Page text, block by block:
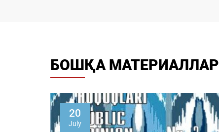
БОШҚА МАТЕРИАЛЛАР
22
April